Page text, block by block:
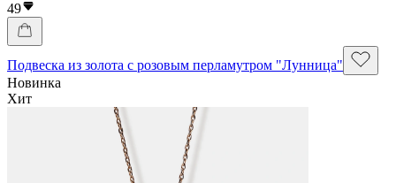
49
Подвеска из золота с розовым перламутром "Лунница"
Новинка
Хит